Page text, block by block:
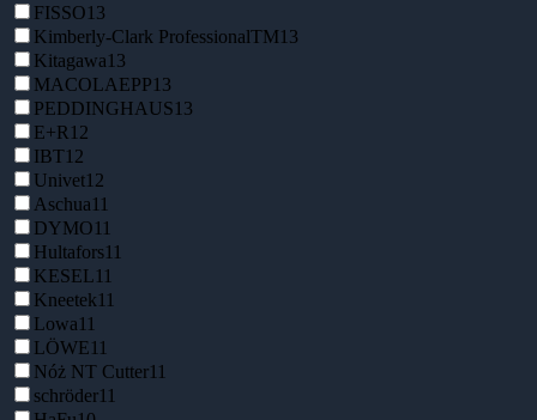
FISSO13
Kimberly-Clark ProfessionalTM13
Kitagawa13
MACOLAEPP13
PEDDINGHAUS13
E+R 12
IBT12
Univet12
Aschua11
DYMO11
Hultafors11
KESEL11
Kneetek11
Lowa11
LÖWE11
Nóż NT Cutter11
schröder11